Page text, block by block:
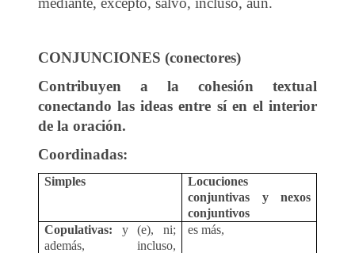
CONJUNCIONES (conectores)
Contribuyen a la cohesión textual
conectando las ideas entre sí en el interior
de la oración.
Coordinadas:
Simples
Locuciones
conjuntivas y nexos
conjuntivos
Copulativas:
y (e), ni;
además, incluso,
es más,